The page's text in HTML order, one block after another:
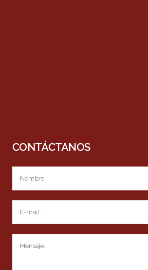
CONTÁCTANOS